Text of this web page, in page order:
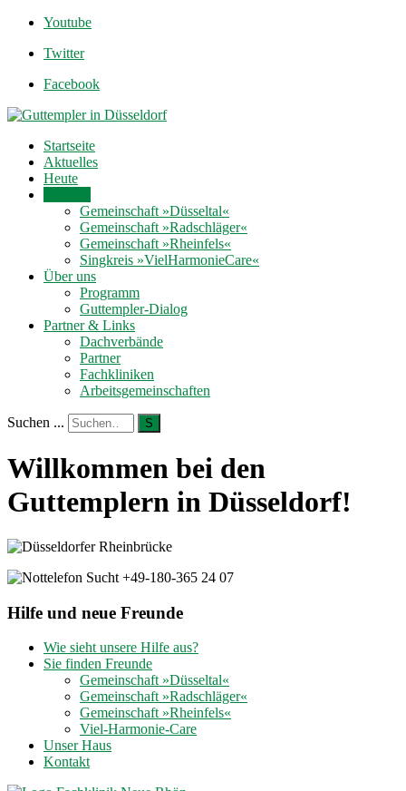
Youtube
Twitter
Facebook
Startseite
Aktuelles
Heute
Gemeinschaft »Düsseltal«
Gemeinschaft »Radschläger«
Gemeinschaft »Rheinfels«
Singkreis »VielHarmonieCare«
Über uns
Programm
Guttempler-Dialog
Partner & Links
Dachverbände
Partner
Fachkliniken
Arbeitsgemeinschaften
Suchen ... S
Willkommen bei den
Guttemplern in Düsseldorf!
Hilfe und neue Freunde
Wie sieht unsere Hilfe aus?
Sie finden Freunde
Gemeinschaft »Düsseltal«
Gemeinschaft »Radschläger«
Gemeinschaft »Rheinfels«
Viel-Harmonie-Care
Unser Haus
Kontakt